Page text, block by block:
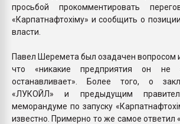
просьбой прокомментировать
«Карпатнафтохіму» и сообщить о
власти.
Павел Шеремета был озадачен вопросом
что «никакие предприятия он не
останавливает». Более того, о
«ЛУКОЙЛ» и предыдущим
меморандуме по запуску
известно. Примерно то же самое ответил